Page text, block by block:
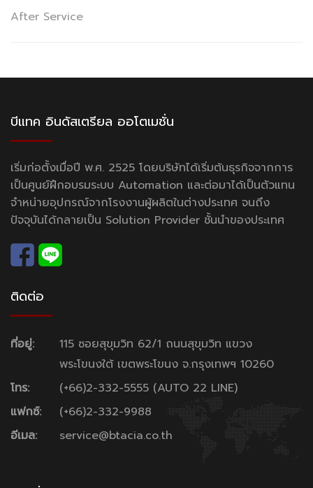
After Service
บีแทค อินดัสเตรียล ออโตเมชั่น
เริ่มก่อตั้งเมื่อปี พ.ศ. 2525 โดยบริษัทได้เริ่มต้นธุรกิจจากการ
เป็นศูนย์ฝึกอบรมระบบ Automation และต่อมาได้เป็นตัวแทน
จำหน่ายอุปกรณ์จากโรงงานผู้ผลิตในต่างประเทศ จนถึง
ปัจจุบันได้กลายเป็น Solution Provider ชั้นนำของประเทศ
ติดต่อ
ที่อยู่:
115 ซอยสุขุมวิท 62/1 ถนนสุขุมวิท แขวง
พระโขนงใต้ เขตพระโขนง จ.กรุงเทพฯ 10260
โทร:
(+66)2-332-5555 (AUTO 22 LINE)
แฟกซ์:
(+66)2-332-9988
อีเมล:
service@btacia.co.th